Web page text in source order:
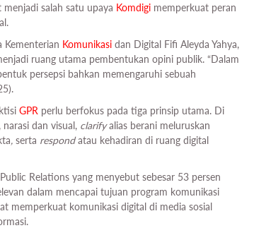
salah satu upaya Komdigi memperkuat peran
Kementerian Komunikasi dan Digital Fifi Aleyda Yahya,
ruang utama pembentukan opini publik. “Dalam
persepsi bahkan memengaruhi sebuah
GPR perlu berfokus pada tiga prinsip utama. Di
dan visual, clarifyalias berani meluruskan
, serta respondatau kehadiran di ruang digital
Relations yang menyebut sebesar 53 persen
dalam mencapai tujuan program komunikasi
memperkuat komunikasi digital di media sosial